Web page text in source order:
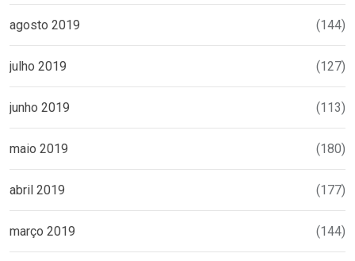
agosto 2019 (144)
julho 2019 (127)
junho 2019 (113)
maio 2019 (180)
abril 2019 (177)
março 2019 (144)